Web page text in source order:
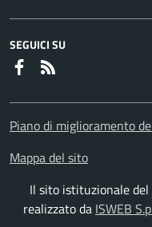
SEGUICI SU
Faceboook
Piano di miglioramento
Mappa del sito
Il sito istituzionale
realizzato da ISWEB